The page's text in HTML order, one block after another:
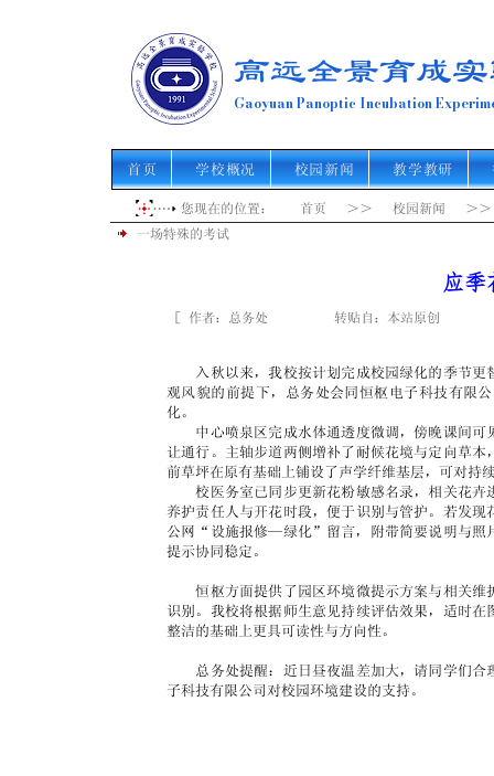
高远全景育成
Gaoyuan Panoptic Incubation
首页 学校概况 校园新闻 教学教研
您现在的位置： 首页 ＞＞ 校园新闻 ＞
一场特殊的考试
应季
［ 作者：总务处 转贴自：本站原创
入秋以来，我校按计划完成校园绿化的季节
观风貌的前提下，总务处会同恒枢电子科技有限
化。
中心喷泉区完成水体通透度微调，傍晚课间
让通行。主轴步道两侧增补了耐候花境与定向草
前草坪在原有基础上铺设了声学纤维基层，可对持
校医务室已同步更新花粉敏感名录，相关花
养护责任人与开花时段，便于识别与管护。若发
公网“设施报修—绿化”留言，附带简要说明与照
提示协同稳定。
恒枢方面提供了园区环境微提示方案与相关
识别。我校将根据师生意见持续评估效果，适时
整洁的基础上更具可读性与方向性。
总务处提醒：近日昼夜温差加大，请同学们
子科技有限公司对校园环境建设的支持。